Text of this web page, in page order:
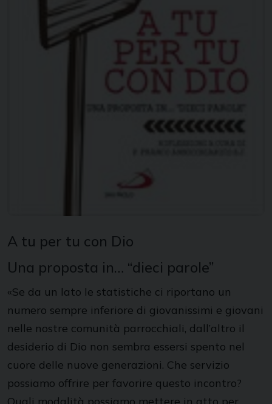
A tu per tu con Dio
Una proposta in… “dieci parole”
«Se da un lato le statistiche ci riportano un
numero sempre inferiore di giovanissimi e giovani
nelle nostre comunità parrocchiali, dall’altro il
desiderio di Dio non sembra essersi spento nel
cuore delle nuove generazioni. Che servizio
possiamo offrire per favorire questo incontro?